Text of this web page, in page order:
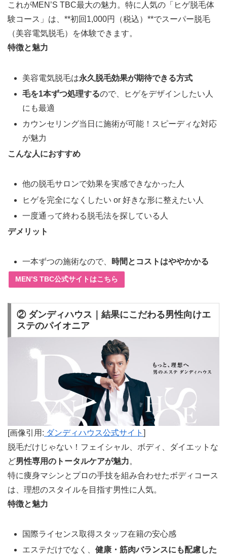
これがMEN’S TBC最大の魅力。特に人気の「ヒゲ脱毛体
験コース」は、**初回1,000円（税込）**でスーパー脱毛
（美容電気脱毛）を体験できます。
特徴と魅力
美容電気脱毛は永久脱毛効果が期待できる方式
毛を1本ずつ処理するので、ヒゲをデザインしたい人
にも最適
カウンセリング当日に施術が可能！スピーディな対応
が魅力
こんな人におすすめ
他の脱毛サロンで効果を実感できなかった人
ヒゲを完全になくしたい or 好きな形に整えたい人
一度通って終わる脱毛法を探している人
デメリット
一本ずつの施術なので、 時間とコストはややかかる
MEN’S TBC公式サイトはこちら
② ダンディハウス｜結果にこだわる男性向けエ
ステのパイオニア
[画像引用: ダンディハウス公式サイト ]
脱毛だけじゃない！フェイシャル、ボディ、ダイエットな
ど男性専用のトータルケアが魅力。
特に痩身マシンとプロの手技を組み合わせたボディコース
は、理想のスタイルを目指す男性に人気。
特徴と魅力
国際ライセンス取得スタッフ在籍の安心感
エステだけでなく、健康・筋肉バランスにも配慮した